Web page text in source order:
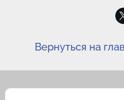
Вернуться на